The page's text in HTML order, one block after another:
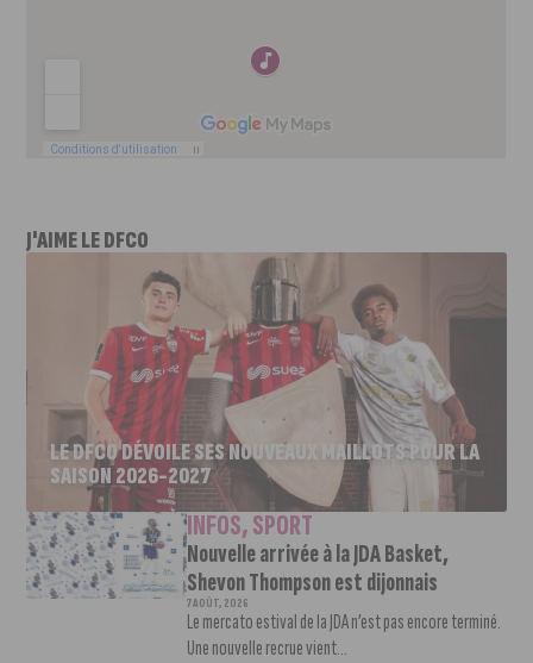
J'AIME LE DFCO
LE DFCO DÉVOILE SES NOUVEAUX MAILLOTS POUR LA
SAISON 2026-2027
INFOS,SPORT
Nouvelle arrivée à la JDA Basket,
Shevon Thompson est dijonnais
7 AOÛT, 2026
Le mercato estival de la JDA n’est pas encore terminé.
Une nouvelle recrue vient...